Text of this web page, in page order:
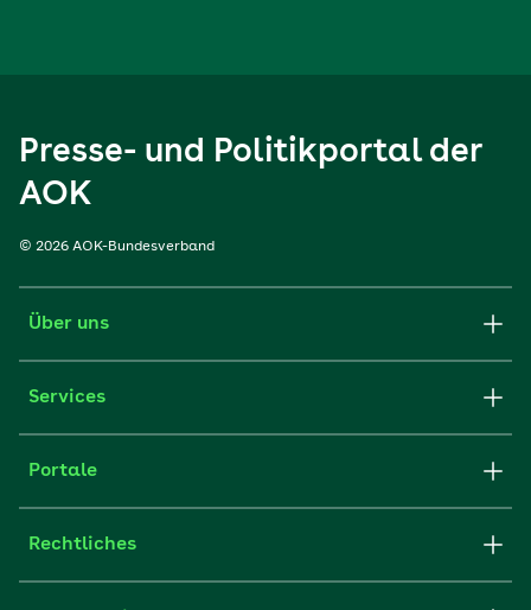
Presse- und Politikportal der
AOK
© 2026 AOK-Bundesverband
Über uns
Services
Portale
Rechtliches